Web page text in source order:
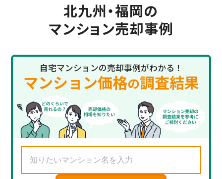
北九州・福岡の
マンション売却事例
自宅マンションの売却事例がわかる！
マンション価格の調査結果